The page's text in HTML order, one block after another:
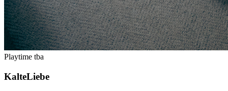
Playtime tba
KalteLiebe